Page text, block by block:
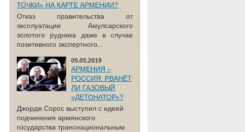
ТОЧКИ» НА КАРТЕ АРМЕНИИ?
Отказ правительства от
эксплуатации Амулсарского
золотого рудника даже в случае
позитивного экспертного...
05.05.2019
АРМЕНИЯ –
РОССИЯ: РВАНЁТ
ЛИ ГАЗОВЫЙ
«ДЕТОНАТОР»?
Джордж Сорос выступил с идеей
подчинения армянского
государства транснациональным